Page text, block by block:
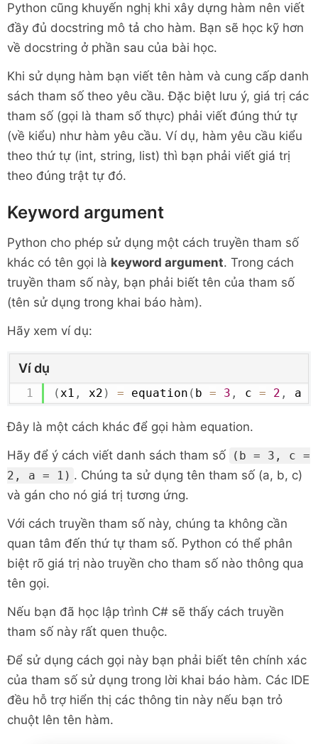
Python cũng khuyến nghị khi xây dựng hàm nên viết
đầy đủ docstring mô tả cho hàm. Bạn sẽ học kỹ hơn
về docstring ở phần sau của bài học.
Khi sử dụng hàm bạn viết tên hàm và cung cấp danh
sách tham số theo yêu cầu. Đặc biệt lưu ý, giá trị các
tham số (gọi là tham số thực) phải viết đúng thứ tự
(về kiểu) như hàm yêu cầu. Ví dụ, hàm yêu cầu kiểu
theo thứ tự (int, string, list) thì bạn phải viết giá trị
theo đúng trật tự đó.
Keyword argument
Python cho phép sử dụng một cách truyền tham số
khác có tên gọi là keyword argument. Trong cách
truyền tham số này, bạn phải biết tên của tham số
(tên sử dụng trong khai báo hàm).
Hãy xem ví dụ:
Ví dụ
(x1 , x2 ) = equation ( b = 3 , c = 2 , a
Đây là một cách khác để gọi hàm equation.
Hãy để ý cách viết danh sách tham số
(b = 3, c =
2, a = 1) . Chúng ta sử dụng tên tham số (a, b, c)
và gán cho nó giá trị tương ứng.
Với cách truyền tham số này, chúng ta không cần
quan tâm đến thứ tự tham số. Python có thể phân
biệt rõ giá trị nào truyền cho tham số nào thông qua
tên gọi.
Nếu bạn đã học lập trình C# sẽ thấy cách truyền
tham số này rất quen thuộc.
Để sử dụng cách gọi này bạn phải biết tên chính xác
của tham số sử dụng trong lời khai báo hàm. Các IDE
đều hỗ trợ hiển thị các thông tin này nếu bạn trỏ
chuột lên tên hàm.